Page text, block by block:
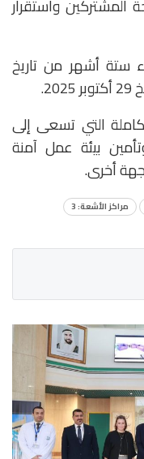
المشتركين واستقرار
ستة أشهر من تاريخ
التي تسعى إلى
بيئة عمل آمنة
أخرى.
مراكز الأشعة: 3